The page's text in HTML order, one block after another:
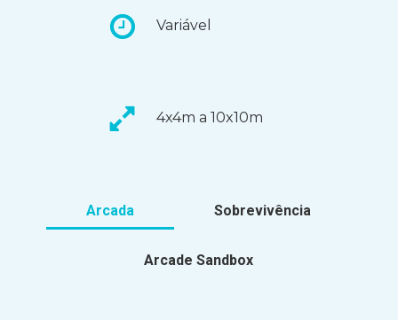
Variável
4x4m a 10x10m
Arcada Sobrevivência
Arcade Sandbox